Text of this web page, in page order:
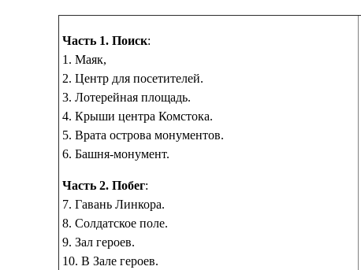
Часть 1. Поиск:
1. Маяк,
2. Центр для посетителей.
3. Лотерейная площадь.
4. Крыши центра Комстока.
5. Врата острова монументов.
6. Башня-монумент.
Часть 2. Побег:
7. Гавань Линкора.
8. Солдатское поле.
9. Зал героев.
10. В Зале героев.